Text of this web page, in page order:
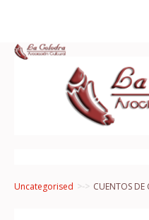
Uncategorised CUENTOS